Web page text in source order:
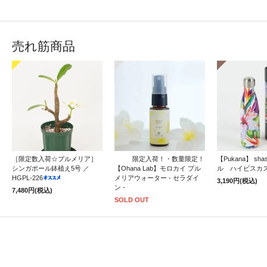
売れ筋商品
［限定数入荷☆プルメリア］
シンガポール鉢植え5号 ／
HGPL-226
7,480円(税込)
限定入荷！・数量限定！
【Ohana Lab】モロカイ プル
メリアウォーター - セラダイ
ン -
SOLD OUT
【Pukana】
ル ハイビスカ
3,190円(税込)